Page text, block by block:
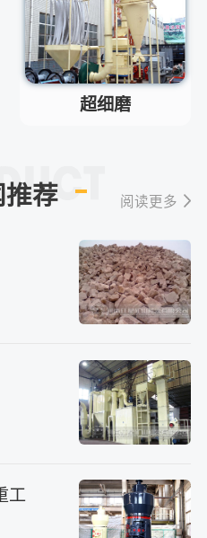
环保测验均达到标准
小型的制砂机类型有哪些？
主要有细碎机，复合破，对辊制
砂机，HX制砂机等
超细磨
荐 阅读更多
工